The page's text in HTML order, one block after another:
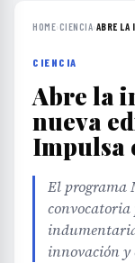
HOME›CIENCIA›ABRE LA
CIENCIA
Abre la
nueva
Impulsa
El programa
convocatoria
innovación y